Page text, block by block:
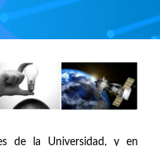
de la Universidad, y en